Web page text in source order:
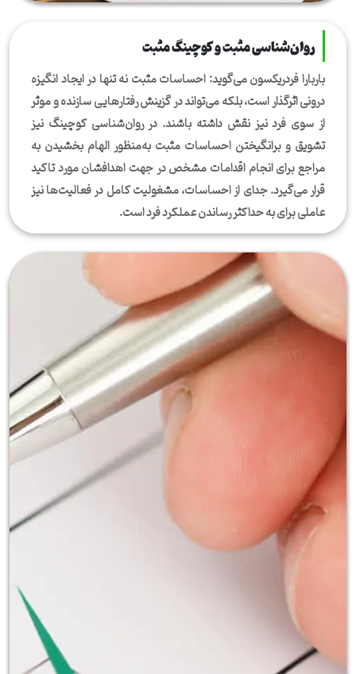
روان‌شناسی مثبت‌ و کوچینگ مثبت
باربارا فردریکسون می‌گوید: احساسات مثبت نه تنها در ایجاد انگیزه
درونی اثرگذار است، بلکه می‌تواند در گزینش رفتارهایی سازنده و موثر
از سوی فرد نیز نقش داشته باشند. در روان‌شناسی کوچینگ نیز
تشویق و برانگیختن احساسات مثبت به‌منظور الهام بخشیدن به
مراجع برای انجام اقدامات مشخص در جهت اهدافشان مورد تاکید
قرار می‌گیرد. جدای از احساسات، مشغولیت کامل در فعالیت‌ها نیز
عاملی برای به حداکثر رساندن عملکرد فرد است.